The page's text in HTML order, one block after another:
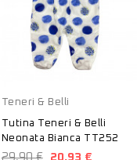
Teneri & Belli
Tutina Teneri & Belli
Neonata Bianca TT252
29,90 € 20,93 €